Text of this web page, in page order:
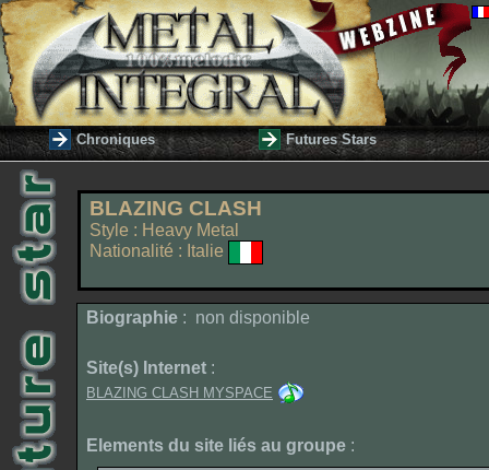
Chroniques Futures Stars
BLAZING CLASH
Style : Heavy Metal
Nationalité : Italie
Biographie : non disponible
Site(s) Internet :
BLAZING CLASH MYSPACE
Elements du site liés au groupe :